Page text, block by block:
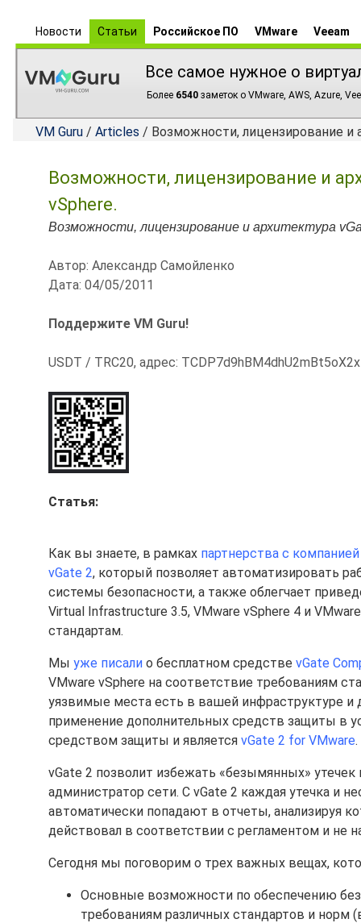
Новости Статьи Российское ПО VMware Veeam
Все самое нужное о
Более 6540 заметок о VMware, AWS, Azure,
VM Guru / Articles / Возможности, лицензирование и
Возможности, лицензирование и
vSphere.
Возможности, лицензирование и архитектура
Автор: Александр Самойленко
Дата: 04/05/2011
Поддержите VM Guru!
USDT / TRC20, адрес:
Статья:
Как вы знаете, в рамках партнерства с
vGate 2, который позволяет автоматизировать
системы безопасности, а также облегчает
Virtual Infrastructure 3.5, VMware vSphere 4 и
стандартам.
Мы уже писали о бесплатном средстве vGate
VMware vSphere на соответствие требованиям
уязвимые места есть в вашей инфраструктуре
применение дополнительных средств защиты в
средством защиты и является vGate 2 for VMware.
vGate 2 позволит избежать «безымянных»
администратор сети. С vGate 2 каждая утечка и
автоматически попадают в отчеты, анализируя
действовал в соответствии с регламентом и не
Сегодня мы поговорим о трех важных вещах,
Основные возможности по обеспечению
требованиям различных стандартов и норм